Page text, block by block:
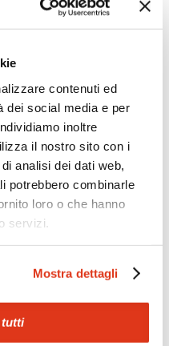
contenuti ed
dei social media e per
inoltre
il nostro sito con i
analisi dei dati web,
potrebbero combinarle
loro o che hanno
servizi.
Mostra dettagli
tutti
tue esperienze e scambia